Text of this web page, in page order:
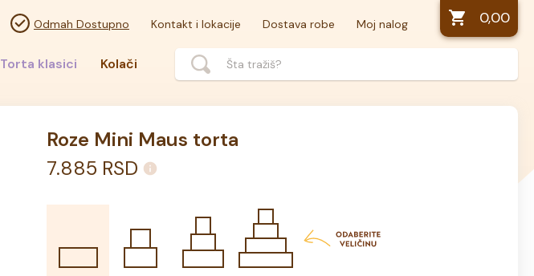
Odmah Dostupno Kontakt i lokacije Dostava robe Moj nalog 0,00
Torta klasici
Kolači
Roze Mini Maus torta
7.885 RSD